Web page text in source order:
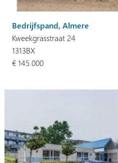
Bedrijfspand, Almere
Kweekgrasstraat 24
1313BX
€ 145.000